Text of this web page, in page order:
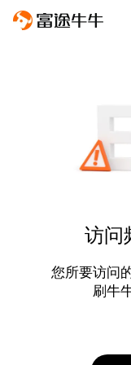
访问
您所要访问
刷牛